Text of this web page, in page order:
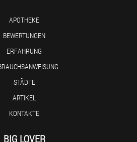
APOTHEKE
BEWERTUNGEN
ERFAHRUNG
STÄDTE
ARTIKEL
KONTAKTE
BIG LOVER